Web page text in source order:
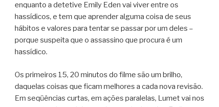
enquanto a detetive Emily Eden vai viver entre os
hassídicos, e tem que aprender alguma coisa de seus
hábitos e valores para tentar se passar por um deles –
porque suspeita que o assassino que procura é um
hassídico.
Os primeiros 15, 20 minutos do filme são um brilho,
daquelas coisas que ficam melhores a cada nova revisão.
Em seqüências curtas, em ações paralelas, Lumet vai nos